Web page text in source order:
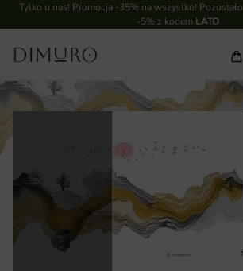
Tylko u nas! Promocja -35% na wszystko! Pozostało
-5% z kodem LATO